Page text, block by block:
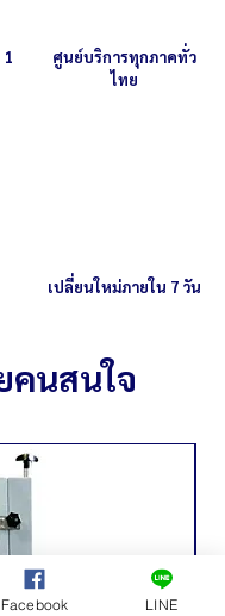
ศูนย์บริการทุกภาคทั่ว
ไทย
เปลี่ยนใหม่ภายใน 7 วัน
คนสนใจ
Facebook LINE